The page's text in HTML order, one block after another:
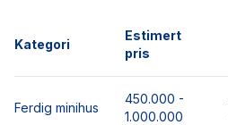
Kategori
Estimert
pris
Ferdig minihus
450.000 -
1.000.000